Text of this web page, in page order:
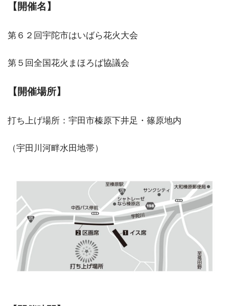
【 開催名】
第６２回宇陀市はいばら花火大会
第５回全国花火まほろば協議会
【開催場所】
打ち上げ場所：宇田市榛原下井足・篠原地内
（宇田川河畔水田地帯）